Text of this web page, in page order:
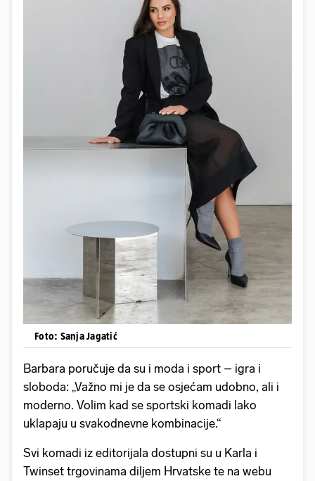
Foto: Sanja Jagatić
Barbara poručuje da su i moda i sport – igra i
sloboda: „Važno mi je da se osjećam udobno, ali i
moderno. Volim kad se sportski komadi lako
uklapaju u svakodnevne kombinacije.“
Svi komadi iz editorijala dostupni su u Karla i
Twinset trgovinama diljem Hrvatske te na webu